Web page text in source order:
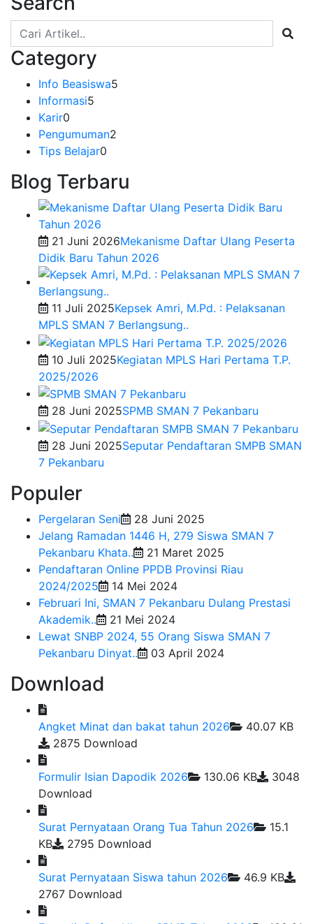
Category
Info Beasiswa5
Informasi5
Karir0
Pengumuman2
Tips Belajar0
Blog Terbaru
21 Juni 2026Mekanisme Daftar Ulang Peserta
Didik Baru Tahun 2026
11 Juli 2025Kepsek Amri, M.Pd. : Pelaksanan
MPLS SMAN 7 Berlangsung..
10 Juli 2025Kegiatan MPLS Hari Pertama T.P.
2025/2026
28 Juni 2025SPMB SMAN 7 Pekanbaru
28 Juni 2025Seputar Pendaftaran SMPB SMAN
7 Pekanbaru
Populer
Pergelaran Seni
28 Juni 2025
Jelang Ramadan 1446 H, 279 Siswa SMAN 7
Pekanbaru Khata..
21 Maret 2025
Pendaftaran Online PPDB Provinsi Riau
2024/2025
14 Mei 2024
Februari Ini, SMAN 7 Pekanbaru Dulang Prestasi
Akademik..
21 Mei 2024
Lewat SNBP 2024, 55 Orang Siswa SMAN 7
Pekanbaru Dinyat..
03 April 2024
Download
Angket Minat dan bakat tahun 2026
40.07 KB
2875 Download
Formulir Isian Dapodik 2026 130.06 KB
3048
Download
Surat Pernyataan Orang Tua Tahun 2026
15.1
KB
2795 Download
Surat Pernyataan Siswa tahun 2026
46.9 KB
2767 Download